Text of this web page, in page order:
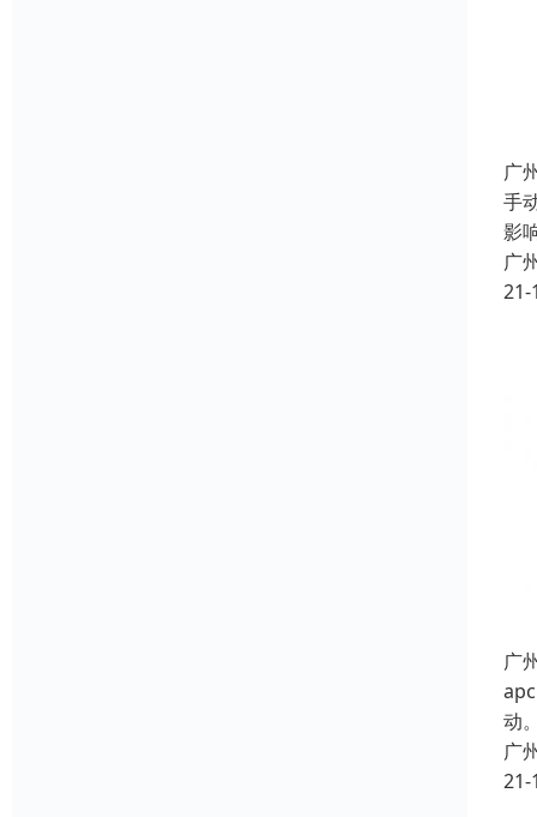
广
手
影
广
21-
广
动
广
21-